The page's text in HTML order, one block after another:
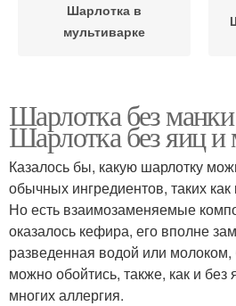
Шарлотка в
мультиварке
Банановый пирог
Шарлотка с персиками
Шарлотка без
Шарлотка без яиц и
Казалось бы, какую шарлотку
обычных ингредиентов, таких
Но есть взаимозаменяемые
оказалось кефира, его вполне
разведенная водой или
можно обойтись, также, как и без
многих аллергия.